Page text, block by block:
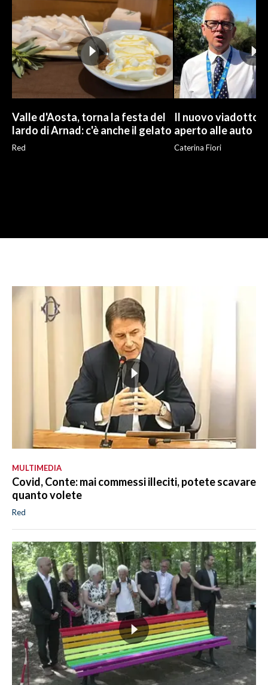
Valle d'Aosta, torna la festa del
lardo di Arnad: c'è anche il gelato
Red
Il nuovo viadotto
aperto alle auto
Caterina Fiori
MULTIMEDIA
Covid, Conte: mai commessi illeciti, potete scavare
quanto volete
Red